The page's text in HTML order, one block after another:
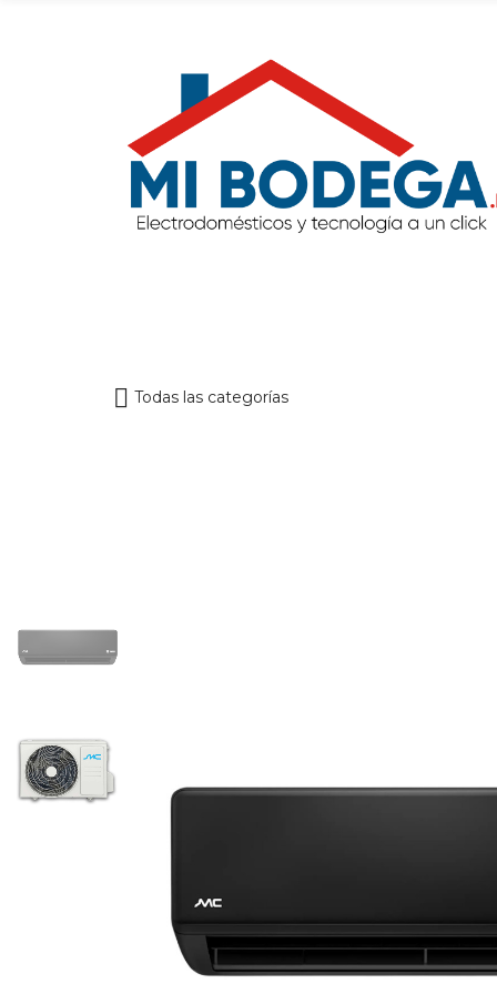
Todas las categorías